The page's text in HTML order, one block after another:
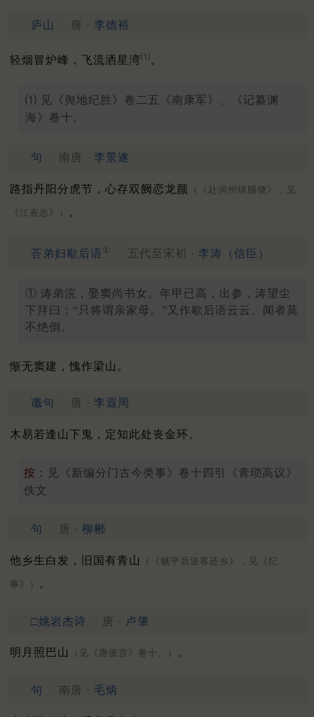
庐山 唐 · 李德裕
轻烟冒炉峰，飞流洒星湾⑴ 。
⑴ 见《舆地纪胜》卷二五《南康军》、《记纂渊
海》卷十。
句 南唐 · 李景遂
路指丹阳分虎节，心存双阙恋龙颜 （《赴润州镇赐饶》，见
《江表志》） 。
荅弟妇歇后语 ① 五代至宋初 · 李涛（信臣）
① 涛弟浣，娶窦尚书女。年甲已高，出参，涛望尘
下拜曰：“只将谓亲家母。”又作歇后语云云。闻者莫
不绝倒。
惭无窦建，愧作梁山。
谶句 唐 · 李遐周
木易若逢山下鬼，定知此处丧金环。
按：
见《新编分门古今类事》卷十四引《青琐高议》
佚文
句 唐 · 柳郴
他乡生白发，旧国有青山 （《贼平后送客还乡》，见《纪
事》） 。
□姚岩杰诗 唐 · 卢肇
明月照巴山 （见《唐摭言》卷十。） 。
句 南唐 · 毛炳